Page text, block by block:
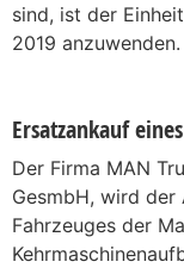
sind, ist der
2019 anzuwenden.
Ersatzankauf
Der Firma MAN
GesmbH, wird
Fahrzeuges der